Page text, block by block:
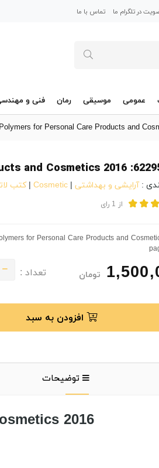
در تلگرام ما تماس با ما
عمومی موسیقی رمان فنی و
:آرایشی و بهداشتی |
Cosmetic
|کتب
از 1 رای
for Personal Care Products and
تومان تعداد :
افزودن به سبد
توضیحات
2016